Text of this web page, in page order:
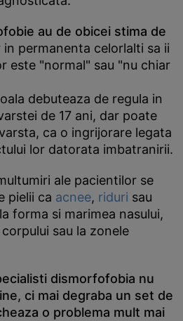
au de obicei stima de
in permanenta celorlalti sa ii
este "normal" sau "nu chiar
debuteaza de regula in
de 17 ani, dar poate
ca o ingrijorare legata
lor datorata imbatranirii.
ale pacientilor se
pielii ca acnee, riduri sau
forma si marimea nasului,
sau la zonele
dismorfofobia nu
ci mai degraba un set de
o problema mult mai